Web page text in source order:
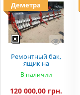
Деметра
Ремонтный бак,
ящик на
вариаторную
сеялку СЗ 5.4
В наличии
120 000,00 грн.